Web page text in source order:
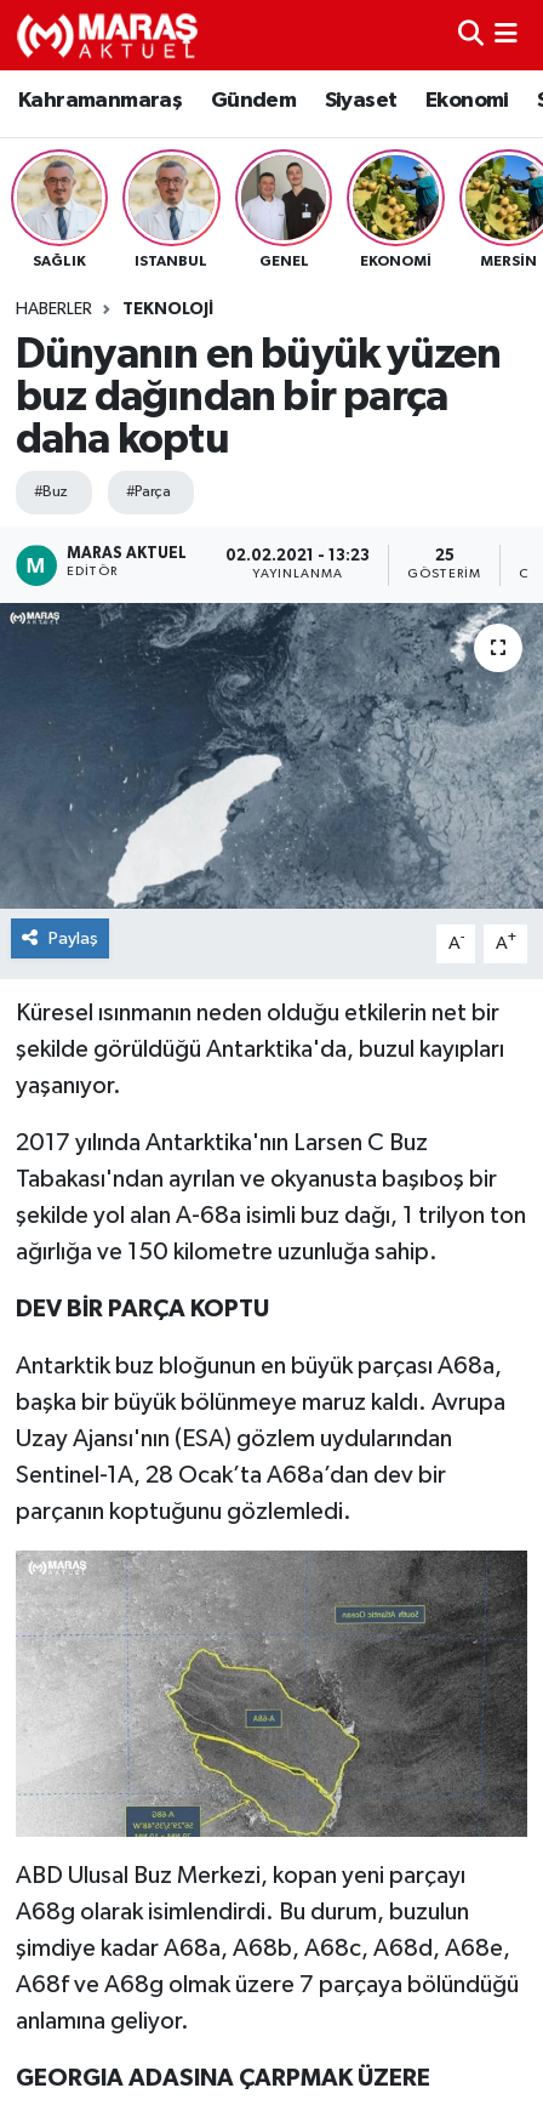
Kahramanmaraş Gündem Siyaset Ekonomi
SAĞLIK ISTANBUL GENEL EKONOMI MERSIN
HABERLER TEKNOLOJI
Dünyanın en büyük yüzen
buz dağından bir parça
daha koptu
#Buz #Parça
MARAS AKTUEL
EDITÖR
02.02.2021 - 13:23
YAYINLANMA
25
GÖSTERIM
Paylaş A- A+
Küresel ısınmanın neden olduğu etkilerin net bir
şekilde görüldüğü Antarktika'da, buzul kayıpları
yaşanıyor.
2017 yılında Antarktika'nın Larsen C Buz
Tabakası'ndan ayrılan ve okyanusta başıboş bir
şekilde yol alan A-68a isimli buz dağı, 1 trilyon ton
ağırlığa ve 150 kilometre uzunluğa sahip.
DEV BİR PARÇA KOPTU
Antarktik buz bloğunun en büyük parçası A68a,
başka bir büyük bölünmeye maruz kaldı. Avrupa
Uzay Ajansı'nın (ESA) gözlem uydularından
Sentinel-1A, 28 Ocak’ta A68a’dan dev bir
parçanın koptuğunu gözlemledi.
ABD Ulusal Buz Merkezi, kopan yeni parçayı
A68g olarak isimlendirdi. Bu durum, buzulun
şimdiye kadar A68a, A68b, A68c, A68d, A68e,
A68f ve A68g olmak üzere 7 parçaya bölündüğü
anlamına geliyor.
GEORGIA ADASINA ÇARPMAK ÜZERE
Kahramanmaraş
Gündem
Siyaset
Sağlık
Kültür Sanat
Nöbetçi Eczaneler
Hava Durumu
Namaz Vakitleri
TFF 3.Lig 4.Grup Puan Durumu ve Fikstür
Tüm Manşetler
Son Dakika Haberleri